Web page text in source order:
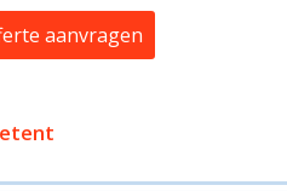
aanvragen